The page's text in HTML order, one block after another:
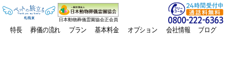
日本動物葬儀霊園協会正会員
特長 葬儀の流れ プラン 基本料金 オプション 会社情報 ブログ